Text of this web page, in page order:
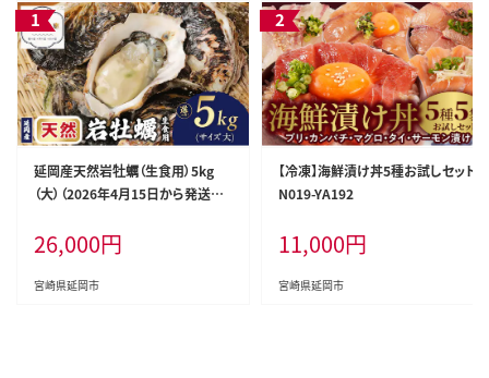
延岡産天然岩牡蠣（生食用）5kg
（大）（2026年4月15日から発送開
26,000円
宮崎県延岡市
【冷凍】海鮮漬け丼5種お試しセット
N019-YA192
11,000円
宮崎県延岡市